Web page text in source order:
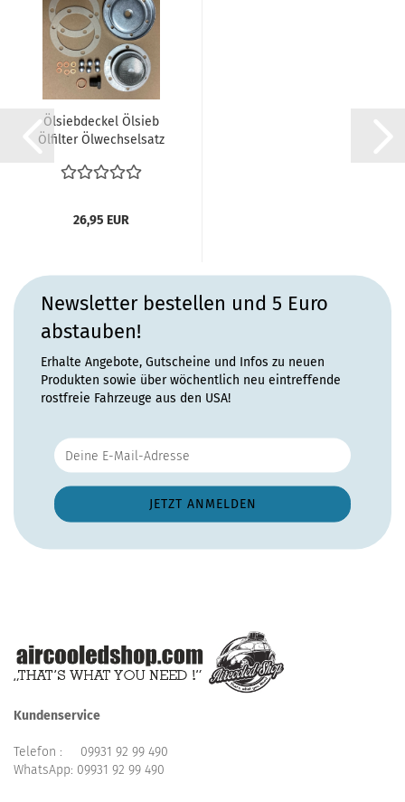
Ölsiebdeckel Ölsieb
Ölfilter Ölwechselsatz
26,95 EUR
Newsletter bestellen und 5 Euro
abstauben!
Erhalte Angebote, Gutscheine und Infos zu neuen
Produkten sowie über wöchentlich neu eintreffende
rostfreie Fahrzeuge aus den USA!
Kundenservice
Telefon : 09931 92 99 490
WhatsApp: 09931 92 99 490